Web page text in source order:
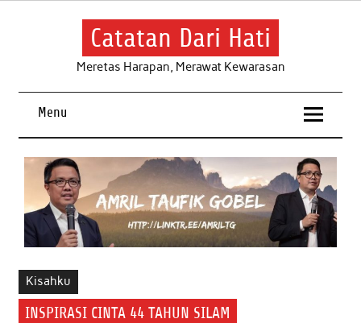
Skip
Catatan Dari Hati
Meretas Harapan, Merawat Kewarasan
Menu
Kisahku
INSPIRASI CINTA 44 TAHUN SILAM